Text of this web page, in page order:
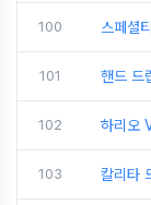
100 스페셜
101 핸드 드
102 하리오
103 칼리타